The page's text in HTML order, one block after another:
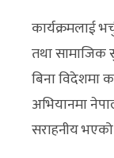
कार्यक्रमलाई
तथा सामाजिक
बिना विदेशमा
अभियानमा
सराहनीय